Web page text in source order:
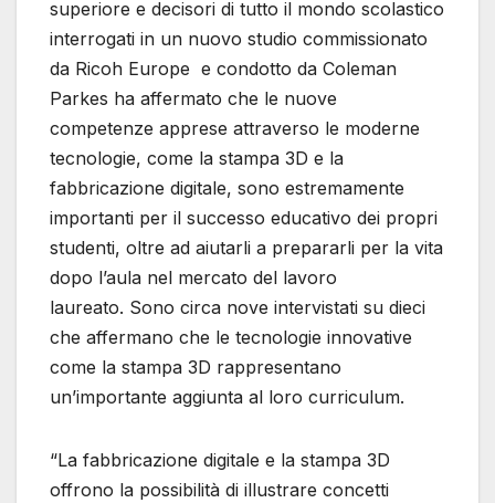
superiore e decisori di tutto il mondo scolastico
interrogati in un nuovo studio commissionato
da Ricoh Europe e condotto da Coleman
Parkes ha affermato che le nuove
competenze apprese attraverso le moderne
tecnologie, come la stampa 3D e la
fabbricazione digitale, sono estremamente
importanti per il successo educativo dei propri
studenti, oltre ad aiutarli a prepararli per la vita
dopo l’aula nel mercato del lavoro
laureato. Sono circa nove intervistati su dieci
che affermano che le tecnologie innovative
come la stampa 3D rappresentano
un’importante aggiunta al loro curriculum.
“La fabbricazione digitale e la stampa 3D
offrono la possibilità di illustrare concetti